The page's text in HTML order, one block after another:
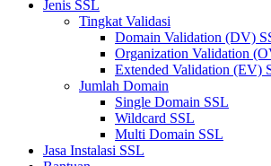
Jenis SSL
Tingkat Validasi
Domain Validation (DV)
Organization Validation
Extended Validation (EV)
Jumlah Domain
Single Domain SSL
Wildcard SSL
Multi Domain SSL
Jasa Instalasi SSL